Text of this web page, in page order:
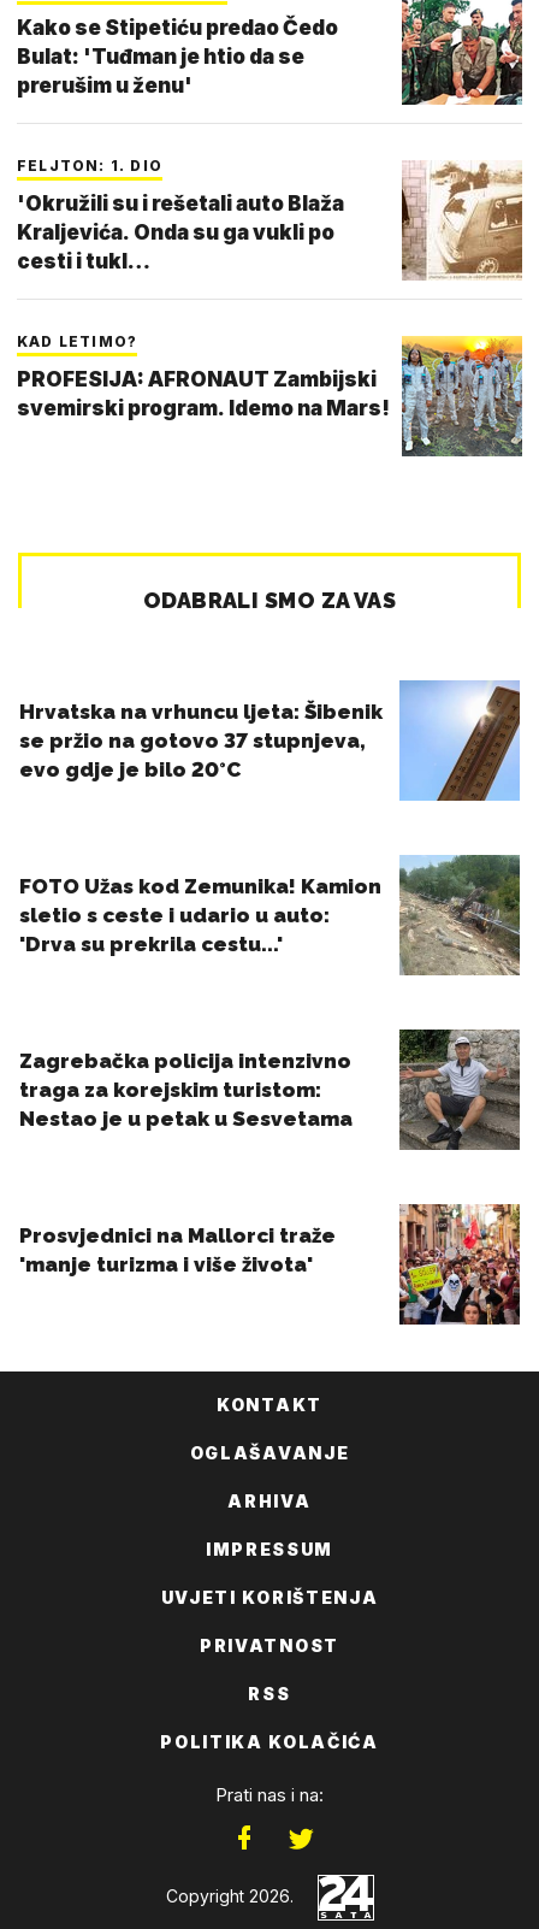
Kako se Stipetiću predao Čedo
Bulat: 'Tuđman je htio da se
prerušim u ženu'
FELJTON: 1. DIO
'Okružili su i rešetali auto Blaža
Kraljevića. Onda su ga vukli po
cesti i tukl…
KAD LETIMO?
PROFESIJA: AFRONAUT Zambijski
svemirski program. Idemo na Mars!
KONTAKT
OGLAŠAVANJE
ARHIVA
IMPRESSUM
UVJETI KORIŠTENJA
PRIVATNOST
RSS
POLITIKA KOLAČIĆA
Prati nas i na:
Copyright 2026.